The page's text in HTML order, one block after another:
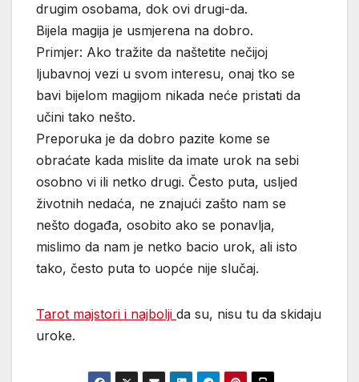
drugim osobama, dok ovi drugi-da.
Bijela magija je usmjerena na dobro.
Primjer: Ako tražite da naštetite nečijoj
ljubavnoj vezi u svom interesu, onaj tko se
bavi bijelom magijom nikada neće pristati da
učini tako nešto.
Preporuka je da dobro pazite kome se
obraćate kada mislite da imate urok na sebi
osobno vi ili netko drugi. Često puta, usljed
životnih nedaća, ne znajući zašto nam se
nešto događa, osobito ako se ponavlja,
mislimo da nam je netko bacio urok, ali isto
tako, često puta to uopće nije slučaj.
Tarot majstori i najbolji da su, nisu tu da skidaju
uroke.